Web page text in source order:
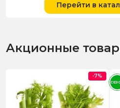
Перейти в
Акционные
-7%